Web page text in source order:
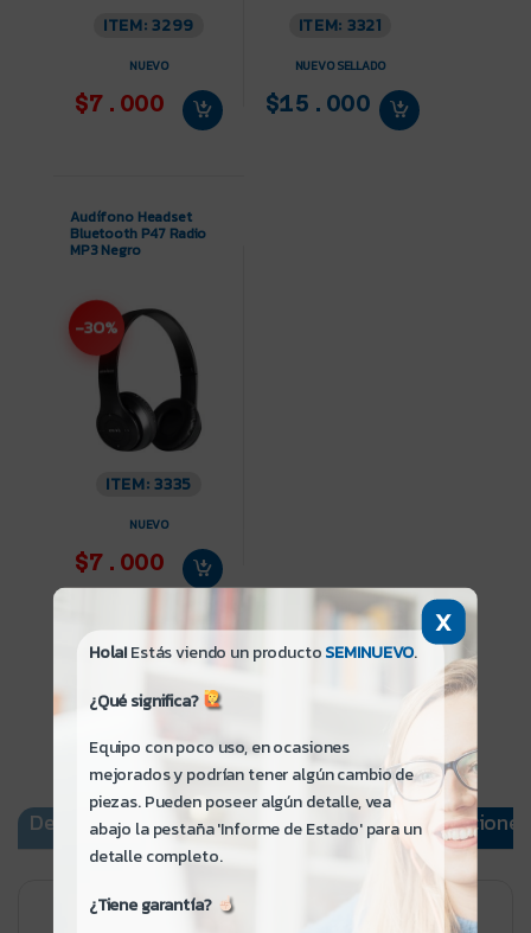
ITEM: 3299
NUEVO
$7.000
ITEM: 3321
NUEVO SELLADO
$15.000
Audífono Headset
Bluetooth P47 Radio
MP3 Negro
-30%
ITEM: 3335
NUEVO
$7.000
Descripción Informe de Estado Especificaciones
X
Hola!Estás viendo un productoSEMINUEVO.
¿Qué significa?
Equipo con poco uso, en ocasiones
mejorados y podrían tener algún cambio de
piezas. Pueden poseer algún detalle, vea
abajo la pestaña 'Informe de Estado' para un
detalle completo.
¿Tiene garantía?